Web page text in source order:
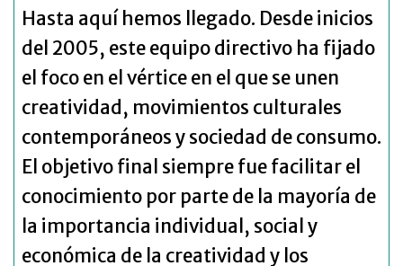
Hasta aquí hemos llegado. Desde inicios
del 2005, este equipo directivo ha fijado
el foco en el vértice en el que se unen
creatividad, movimientos culturales
contemporáneos y sociedad de consumo.
El objetivo final siempre fue facilitar el
conocimiento por parte de la mayoría de
la importancia individual, social y
económica de la creatividad y los